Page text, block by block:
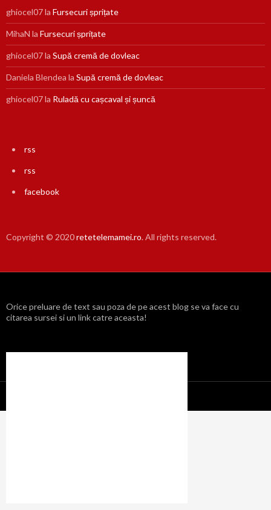
ghiocel07la Fursecuri șprițate
MihaN la Fursecuri șprițate
ghiocel07la Supă cremă de dovleac
Daniela Blendea la Supă cremă de dovleac
ghiocel07la Ruladă cu cașcaval și șuncă
rss
rss
facebook
Copyright © 2020retetelemamei.ro. All rights reserved.
Orice preluare de text sau poza de pe acest blog se va face cu
citarea sursei si un link catre aceasta!